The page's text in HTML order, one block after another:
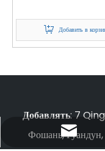
Добавить в
Добавлять: 7
Фошань,